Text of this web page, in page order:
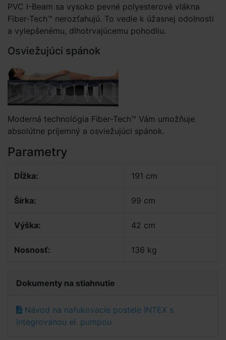
PVC I-Beam sa vysoko pevné polyesterové vlákna
Fiber-Tech™ nerozťahujú. To vedie k úžasnej odolnosti
a vylepšenému, dlhotrvajúcemu pohodliu.
Osviežujúci spánok
Moderná technológia Fiber-Tech™ Vám umožňuje
absolútne príjemný a osviežujúci spánok.
Parametry
Dĺžka: 191 cm
Šírka: 99 cm
Výška: 42 cm
Nosnosť: 136 kg
Dokumenty na stiahnutie
Návod na nafukovacie postele INTEX s
integrovanou el. pumpou